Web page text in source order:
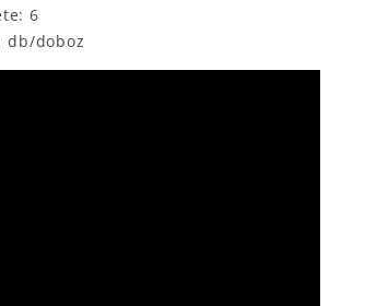
6
db/doboz